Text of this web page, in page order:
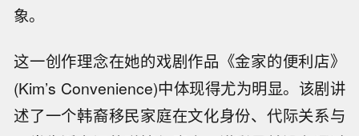
象。
这一创作理念在她的戏剧作品《金家的便利店》
(Kim’s Convenience)中体现得尤为明显。该剧讲
述了一个韩裔移民家庭在文化身份、代际关系与